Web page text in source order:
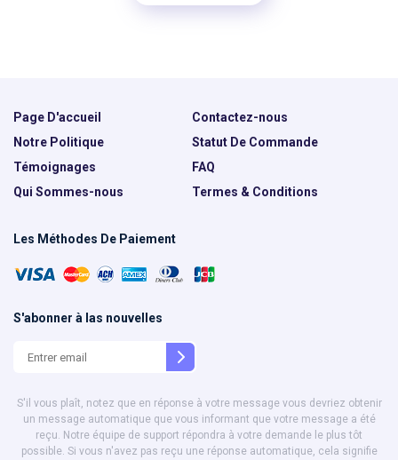
Page D'accueil
Contactez-nous
Notre Politique
Statut De Commande
Témoignages
FAQ
Qui Sommes-nous
Termes & Conditions
Les Méthodes De Paiement
S'abonner à las nouvelles
S'il vous plaît, notez que en réponse à votre message vous devriez obtenir
un message automatique que vous informant que votre message a été
reçu. Notre équipe de support répondra à votre demande le plus tôt
possible. Si vous n'avez pas reçu une réponse automatique, cela signifie